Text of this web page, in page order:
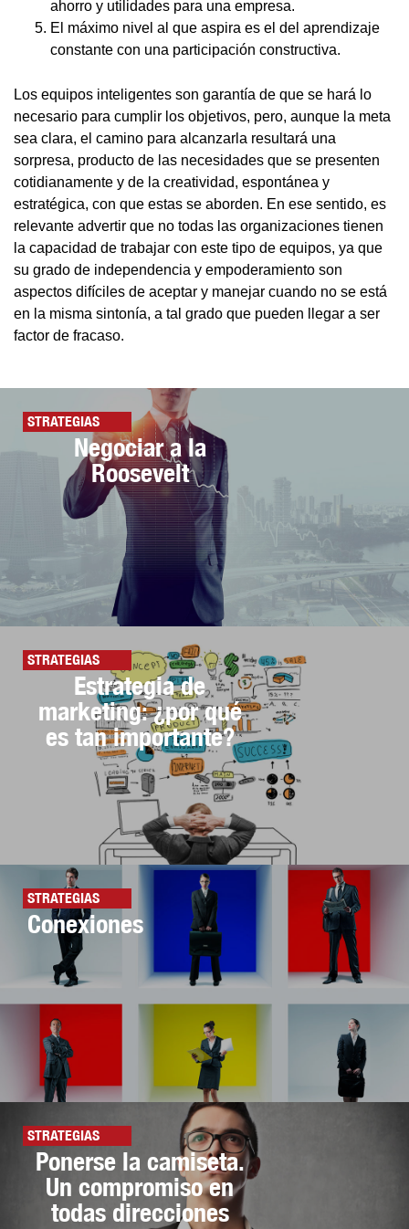
ahorro y utilidades para una empresa.
El máximo nivel al que aspira es el del aprendizaje
constante con una participación constructiva.
Los equipos inteligentes son garantía de que se hará lo
necesario para cumplir los objetivos, pero, aunque la meta
sea clara, el camino para alcanzarla resultará una
sorpresa, producto de las necesidades que se presenten
cotidianamente y de la creatividad, espontánea y
estratégica, con que estas se aborden. En ese sentido, es
relevante advertir que no todas las organizaciones tienen
la capacidad de trabajar con este tipo de equipos, ya que
su grado de independencia y empoderamiento son
aspectos difíciles de aceptar y manejar cuando no se está
en la misma sintonía, a tal grado que pueden llegar a ser
factor de fracaso.
STRATEGIAS
Negociar a la
Roosevelt
STRATEGIAS
Estrategia de
marketing: ¿por qué
es tan importante?
STRATEGIAS
Conexiones
STRATEGIAS
Ponerse la camiseta.
Un compromiso en
todas direcciones